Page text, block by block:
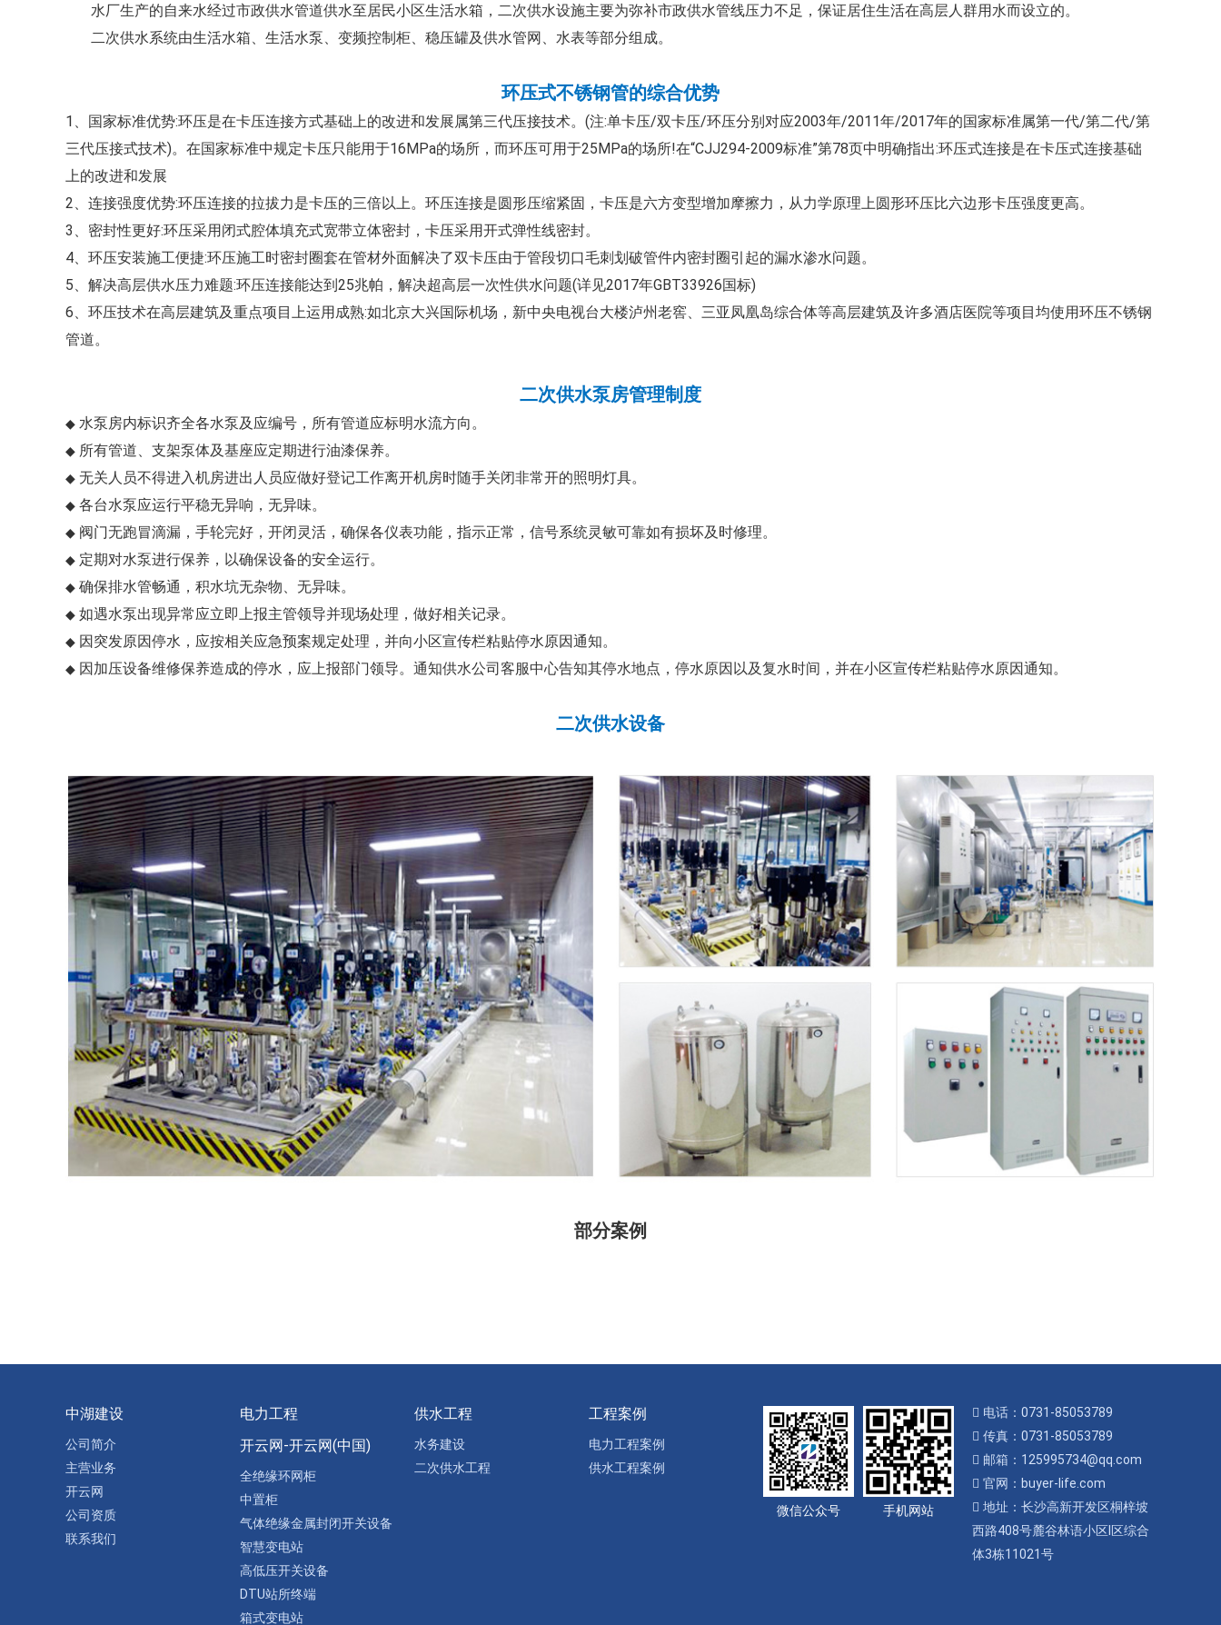
水厂生产的自来水经过市政供水管道供水至居民小区生活水箱，二次供水设施主要为弥补市政供水管线压力不足，保证居住生活在高层人群用水而设立的。
二次供水系统由生活水箱、生活水泵、变频控制柜、稳压罐及供水管网、水表等部分组成。
环压式不锈钢管的综合优势
1、国家标准优势:环压是在卡压连接方式基础上的改进和发展属第三代压接技术。(注:单卡压/双卡压/环压分别对应2003年/2011年/2017年的国家标准属第一代/第二代/第
三代压接式技术)。在国家标准中规定卡压只能用于16MPa的场所，而环压可用于25MPa的场所!在“CJJ294-2009标准”第78页中明确指出:环压式连接是在卡压式连接基础
上的改进和发展
2、连接强度优势:环压连接的拉拔力是卡压的三倍以上。环压连接是圆形压缩紧固，卡压是六方变型增加摩擦力，从力学原理上圆形环压比六边形卡压强度更高。
3、密封性更好:环压采用闭式腔体填充式宽带立体密封，卡压采用开式弹性线密封。
4、环压安装施工便捷:环压施工时密封圈套在管材外面解决了双卡压由于管段切口毛刺划破管件内密封圈引起的漏水渗水问题。
5、解决高层供水压力难题:环压连接能达到25兆帕，解决超高层一次性供水问题(详见2017年GBT33926国标)
6、环压技术在高层建筑及重点项目上运用成熟:如北京大兴国际机场，新中央电视台大楼泸州老窖、三亚凤凰岛综合体等高层建筑及许多酒店医院等项目均使用环压不锈钢
管道。
二次供水泵房管理制度
◆ 水泵房内标识齐全各水泵及应编号，所有管道应标明水流方向。
◆ 所有管道、支架泵体及基座应定期进行油漆保养。
◆ 无关人员不得进入机房进出人员应做好登记工作离开机房时随手关闭非常开的照明灯具。
◆ 各台水泵应运行平稳无异响，无异味。
◆ 阀门无跑冒滴漏，手轮完好，开闭灵活，确保各仪表功能，指示正常，信号系统灵敏可靠如有损坏及时修理。
◆ 定期对水泵进行保养，以确保设备的安全运行。
◆ 确保排水管畅通，积水坑无杂物、无异味。
◆ 如遇水泵出现异常应立即上报主管领导并现场处理，做好相关记录。
◆ 因突发原因停水，应按相关应急预案规定处理，并向小区宣传栏粘贴停水原因通知。
◆ 因加压设备维修保养造成的停水，应上报部门领导。通知供水公司客服中心告知其停水地点，停水原因以及复水时间，并在小区宣传栏粘贴停水原因通知。
二次供水设备
部分案例
中湖建设
公司简介
主营业务
开云网
公司资质
联系我们
电力工程
开云网-开云网(中国)
全绝缘环网柜
中置柜
气体绝缘金属封闭开关设备
智慧变电站
高低压开关设备
DTU站所终端
箱式变电站
供水工程
水务建设
二次供水工程
工程案例
电力工程案例
供水工程案例
微信公众号 手机网站
电话：0731-85053789
传真：0731-85053789
邮箱：125995734@qq.com
官网：buyer-life.com
地址：长沙高新开发区桐梓坡
西路408号麓谷林语小区I区综合
体3栋11021号